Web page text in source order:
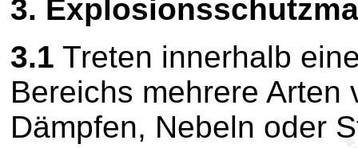
3.
3.1 Treten innerhalb
Bereichs mehrere
Dämpfen, Nebeln oder